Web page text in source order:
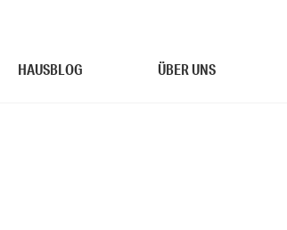
HAUSBLOG ÜBER UNS